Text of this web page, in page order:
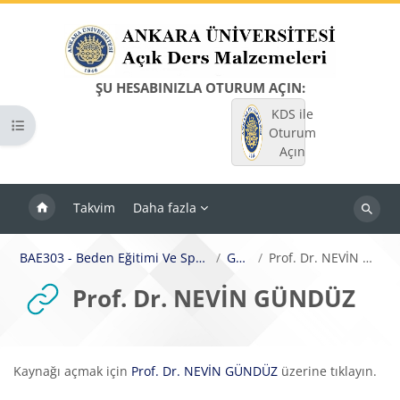
ŞU HESABINIZLA OTURUM AÇIN:
KDS ile
Oturum
Açın
Takvim Daha fazla
Dersleri
Kurs dizinini aç
BAE303 - Beden Eğitimi Ve Spor Öğretimi Genel Prof. Dr. NEVİN GÜNDÜZ
Prof. Dr. NEVİN GÜNDÜZ
Tamamlama Gereklilikleri
Kaynağı açmak için Prof. Dr. NEVİN GÜNDÜZ üzerine tıklayın.